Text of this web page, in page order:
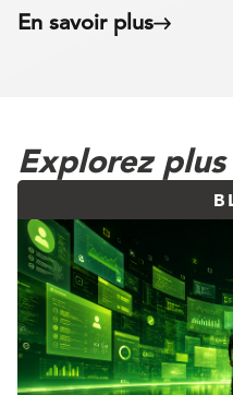
En savoir plus
Explorez